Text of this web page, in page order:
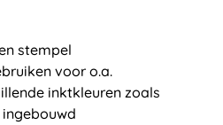
stempel
voor o.a.
inktkleuren zoals
ingebouwd